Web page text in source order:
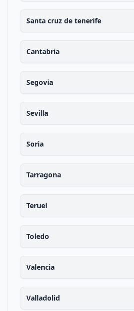
Santa cruz de tenerife
Cantabria
Segovia
Sevilla
Soria
Tarragona
Teruel
Toledo
Valencia
Valladolid